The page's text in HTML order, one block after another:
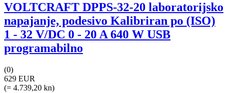
VOLTCRAFT DPPS-32-20 laboratorijsko
napajanje, podesivo Kalibriran po (ISO)
1 - 32 V/DC 0 - 20 A 640 W USB
programabilno
(0)
629 EUR
(= 4.739,20 kn)